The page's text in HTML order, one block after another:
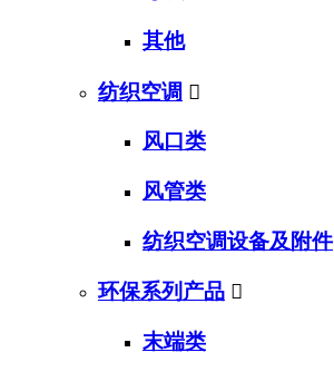
其他
纺织空调 
风口类
风管类
纺织空调设备及附件
环保系列产品 
末端类